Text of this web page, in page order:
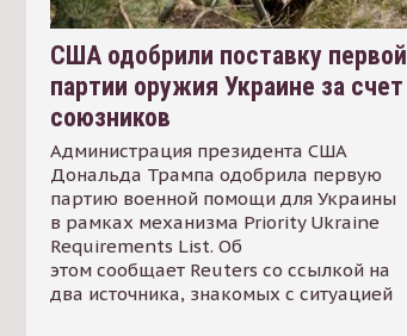
США одобрили поставку первой
партии оружия Украине за счет
союзников
Администрация президента США
Дональда Трампа одобрила первую
партию военной помощи для Украины
в рамках механизма Priority Ukraine
Requirements List. Об
этом сообщает Reuters со ссылкой на
два источника, знакомых с ситуацией